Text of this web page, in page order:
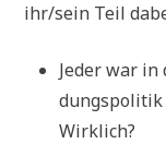
ihr/sein Teil
Jeder war
dungs­po­li­tik
Wirklich?